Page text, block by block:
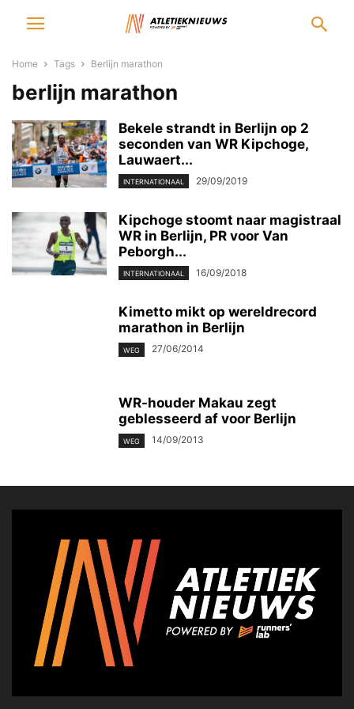
Home Tags Berlijn marathon
berlijn marathon
Bekele strandt in Berlijn op 2
seconden van WR Kipchoge,
Lauwaert...
INTERNATIONAAL 29/09/2019
Kipchoge stoomt naar magistraal
WR in Berlijn, PR voor Van
Peborgh...
INTERNATIONAAL 16/09/2018
Kimetto mikt op wereldrecord
marathon in Berlijn
WEG 27/06/2014
WR-houder Makau zegt
geblesseerd af voor Berlijn
WEG 14/09/2013